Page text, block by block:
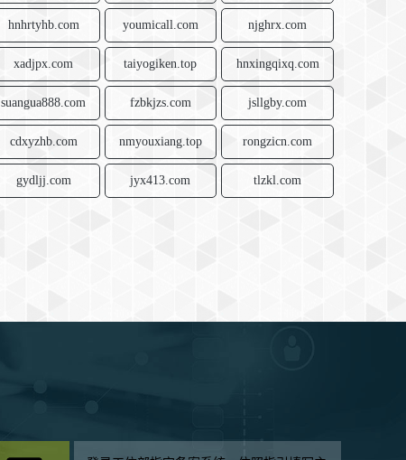
hnhrtyhb.com youmicall.com njghrx.com
xadjpx.com taiyogiken.top hnxingqixq.com
suangua888.com fzbkjzs.com jsllgby.com
cdxyzhb.com nmyouxiang.top rongzicn.com
gydljj.com jyx413.com tlzkl.com